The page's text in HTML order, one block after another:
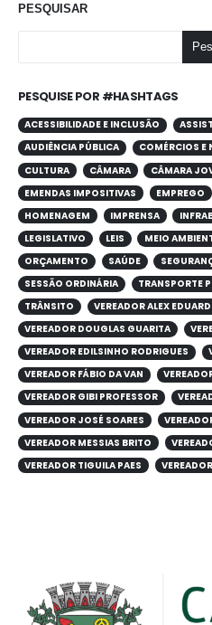
PESQUISAR
PESQUISE POR #HASHTAGS
ACESSIBILIDADE E INCLUSÃO
AUDIÊNCIA PÚBLICA
COMÉRCIOS E
CULTURA
CÂMARA CÂMARA
EMENDAS IMPOSITIVAS
EMPREGO
HOMENAGEM
IMPRENSA
LEGISLATIVO
LEIS MEIO
ORÇAMENTO
SAÚDE
SESSÃO ORDINÁRIA
TRANSPORTE
TRÂNSITO
VEREADOR ALEX
VEREADOR DOUGLAS GUARITA
VEREADOR EDILSINHO RODRIGUES
VEREADOR FÁBIO DA VAN
VEREADOR GIBI PROFESSOR
VEREADOR JOSÉ SOARES
VEREADOR MESSIAS BRITO
VEREADOR TIGUILA PAES